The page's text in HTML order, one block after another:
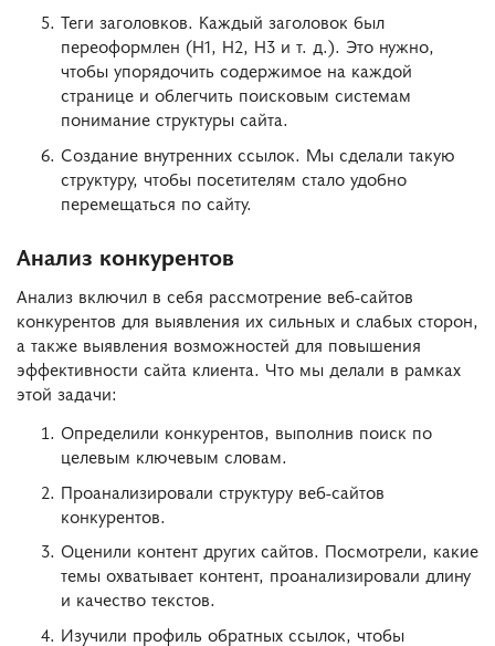
Теги заголовков. Каждый заголовок был
переоформлен (H1, H2, H3 и т. д.). Это нужно,
чтобы упорядочить содержимое на каждой
странице и облегчить поисковым системам
понимание структуры сайта.
Создание внутренних ссылок. Мы сделали такую
структуру, чтобы посетителям стало удобно
перемещаться по сайту.
Анализ конкурентов
Анализ включил в себя рассмотрение веб-сайтов
конкурентов для выявления их сильных и слабых сторон,
а также выявления возможностей для повышения
эффективности сайта клиента. Что мы делали в рамках
этой задачи:
Определили конкурентов, выполнив поиск по
целевым ключевым словам.
Проанализировали структуру веб-сайтов
конкурентов.
Оценили контент других сайтов. Посмотрели, какие
темы охватывает контент, проанализировали длину
и качество текстов.
Изучили профиль обратных ссылок, чтобы